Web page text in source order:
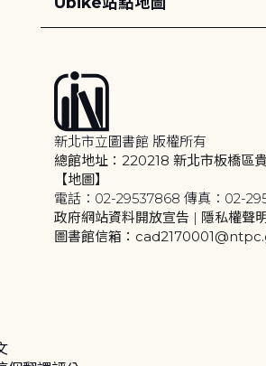
新北市立圖書館 版權所有
總館地址：220218 新北市板橋區
【地圖】
電話：02-29537868 傳真：02-
政府網站資料開放宣告 | 隱私權聲
圖書館信箱：